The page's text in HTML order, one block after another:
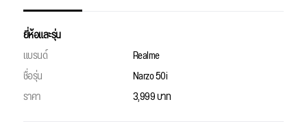
ยี่ห้อและรุ่น
แบรนด์
Realme
ชื่อรุ่น
Narzo 50i
ราคา
3,999 บาท